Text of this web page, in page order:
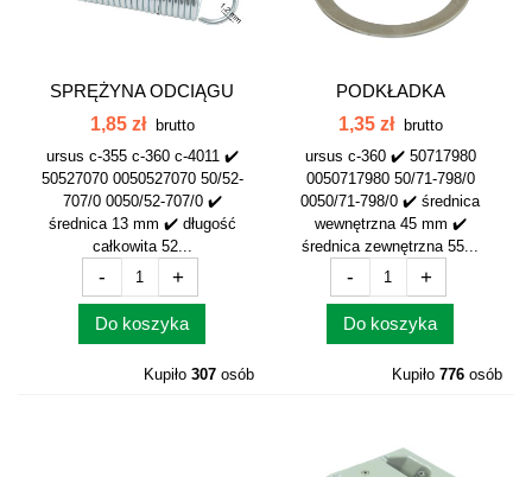
SPRĘŻYNA ODCIĄGU
ŁOŻYSKA...
1,85 zł
brutto
ursus c-355 c-360 c-4011 ✔️
50527070 0050527070 50/52-
707/0 0050/52-707/0 ✔️
średnica 13 mm ✔️ długość
całkowita 52...
- +
Do koszyka
Kupiło 307 osób
PODKŁADKA
DYSTANSOWA WAŁKA
1,35 zł
brutto
ursus c-360 ✔️ 50717980
0050717980 50/71-798/0
0050/71-798/0 ✔️ średnica
wewnętrzna 45 mm ✔️
średnica zewnętrzna 55...
- +
Do koszyka
Kupiło 776 osób